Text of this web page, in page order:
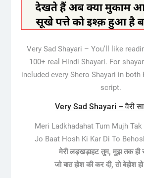
Very Sad Shayari – You’ll like
100+ real Hindi Shayari. For
included every Shero Shayari in both
script.
Very Sad Shayari – वैरी
Meri Ladkhadahat Tum Mujh Tak
Jo Baat Hosh Ki Kar Di To
मेरी लड़खड़ाहट तुम, मुझ तक ही
जो बात होश की कर दी, तो बेहोश